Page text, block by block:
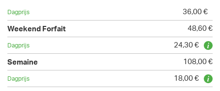
36,00 €
48,60 €
24,30 €
108,00 €
18,00 €